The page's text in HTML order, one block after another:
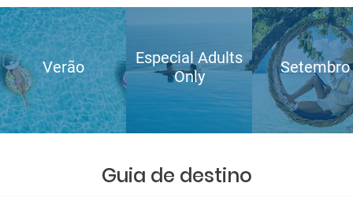
Verão
Especial Adults
Only
Setembro
Guia de destino